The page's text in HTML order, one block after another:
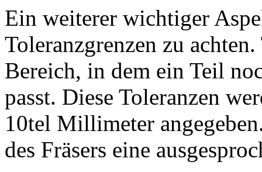
Ein weiterer wichtiger
Toleranzgrenzen zu
Bereich, in dem ein Teil
passt. Diese Toleranzen
10tel Millimeter
des Fräsers eine